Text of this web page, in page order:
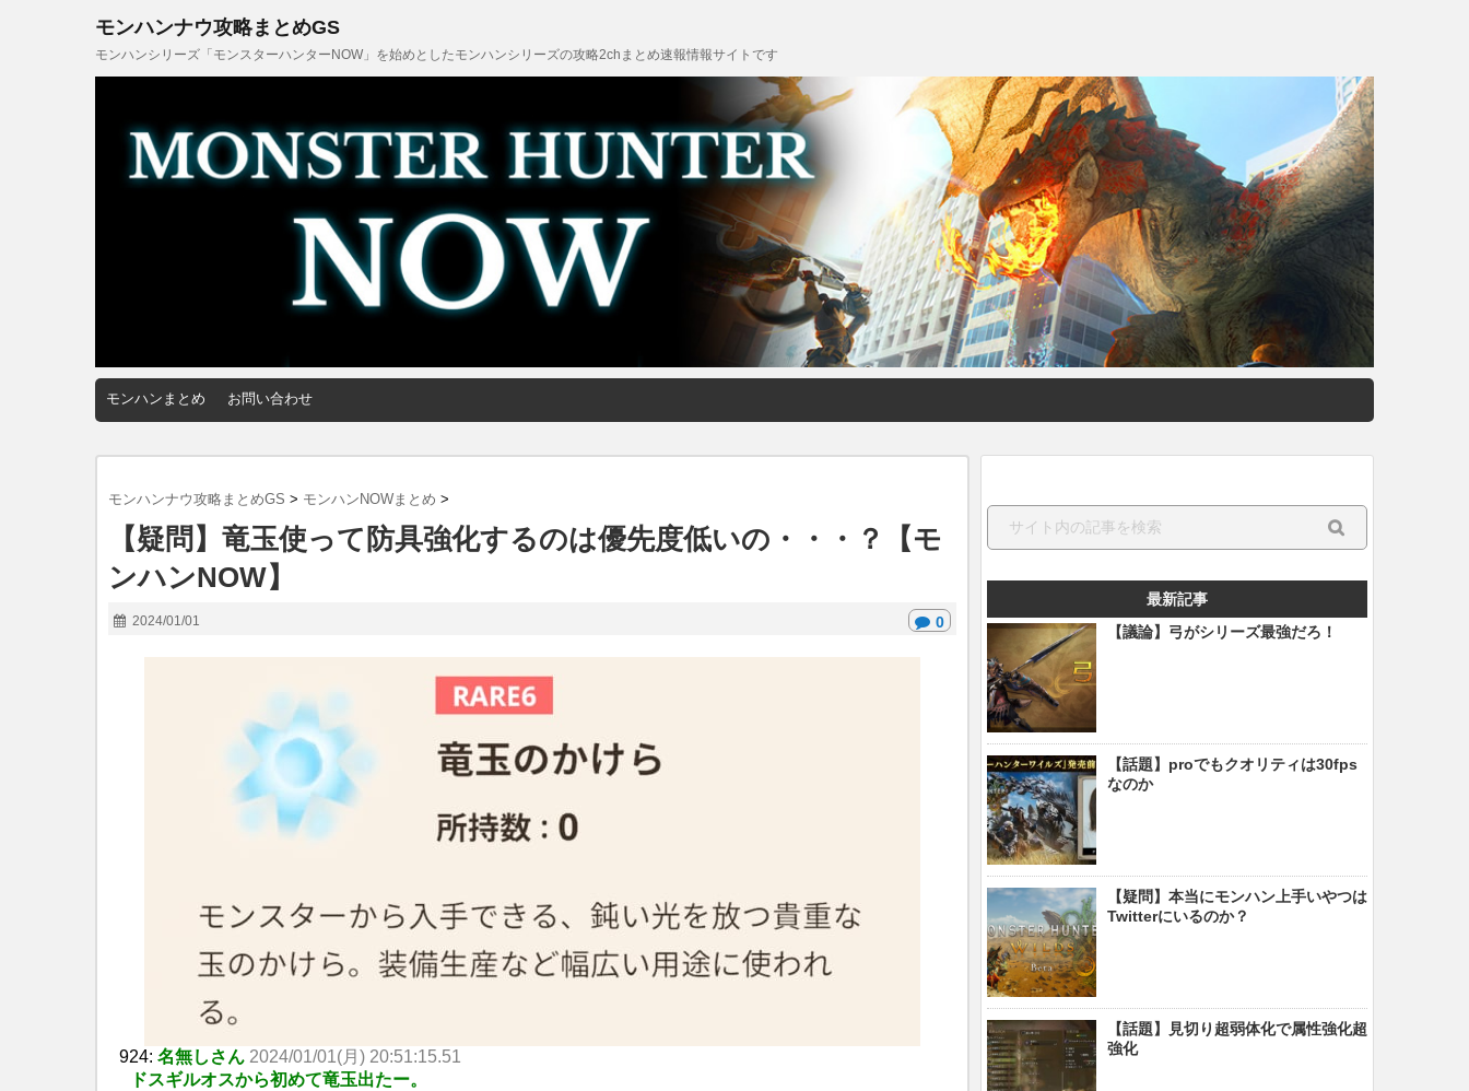
モンハンナウ攻略まとめGS
モンハンシリーズ「モンスターハンターNOW」を始めとしたモンハンシリーズの攻略2chまとめ速報情報サイトです
モンハンまとめ お問い合わせ
モンハンナウ攻略まとめGS > モンハンNOWまとめ >
【疑問】竜玉使って防具強化するのは優先度低いの・・・？【モ
ンハンNOW】
2024/01/01 0
924: 名無しさん 2024/01/01(月) 20:51:15.51
ドスギルオスから初めて竜玉出たー。
最新記事
【議論】弓がシリーズ最強だろ！
【話題】proでもクオリティは30fps
なのか
【疑問】本当にモンハン上手いやつは
Twitterにいるのか？
【話題】見切り超弱体化で属性強化超
強化